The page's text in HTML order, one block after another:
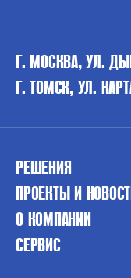
Г. МОСКВА, УЛ.
Г. ТОМСК, УЛ.
РЕШЕНИЯ
ПРОЕКТЫ И
О КОМПАНИИ
СЕРВИС